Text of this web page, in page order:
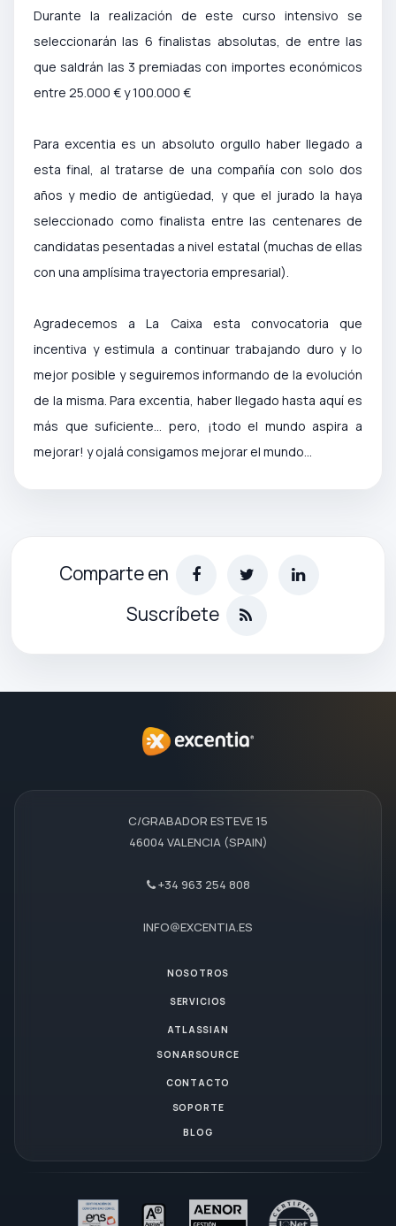
Durante la realización de este curso intensivo se
seleccionarán las 6 finalistas absolutas, de entre las
que saldrán las 3 premiadas con importes económicos
entre 25.000 € y 100.000 €
Para excentia es un absoluto orgullo haber llegado a
esta final, al tratarse de una compañía con solo dos
años y medio de antigüedad, y que el jurado la haya
seleccionado como finalista entre las centenares de
candidatas pesentadas a nivel estatal (muchas de ellas
con una amplísima trayectoria empresarial).
Agradecemos a La Caixa esta convocatoria que
incentiva y estimula a continuar trabajando duro y lo
mejor posible y seguiremos informando de la evolución
de la misma. Para excentia, haber llegado hasta aquí es
más que suficiente… pero, ¡todo el mundo aspira a
mejorar! y ojalá consigamos mejorar el mundo...
Comparte en
Suscríbete
C/GRABADOR ESTEVE 15
46004 VALENCIA (SPAIN)
+34 963 254 808
INFO@EXCENTIA.ES
NOSOTROS
SERVICIOS
ATLASSIAN
SONARSOURCE
CONTACTO
SOPORTE
BLOG